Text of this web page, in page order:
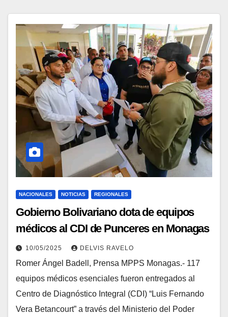
NACIONALES NOTICIAS REGIONALES
Gobierno Bolivariano dota de equipos
médicos al CDI de Punceres en Monagas
10/05/2025 DELVIS RAVELO
Romer Ángel Badell, Prensa MPPS Monagas.- 117
equipos médicos esenciales fueron entregados al
Centro de Diagnóstico Integral (CDI) “Luis Fernando
Vera Betancourt” a través del Ministerio del Poder